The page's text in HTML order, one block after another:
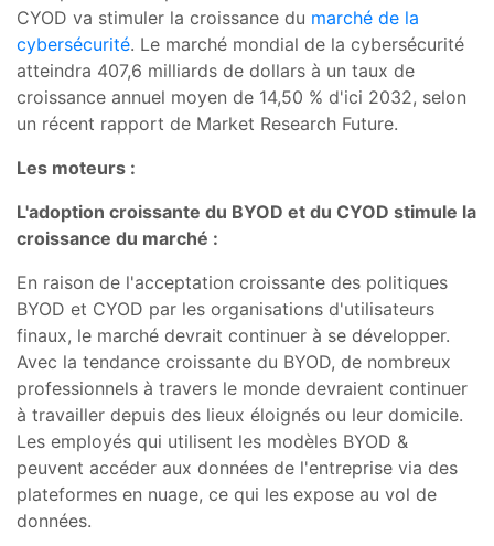
CYOD va stimuler la croissance du marché de la
cybersécurité. Le marché mondial de la cybersécurité
atteindra 407,6 milliards de dollars à un taux de
croissance annuel moyen de 14,50 % d'ici 2032, selon
un récent rapport de Market Research Future.
Les moteurs :
L'adoption croissante du BYOD et du CYOD stimule la
croissance du marché :
En raison de l'acceptation croissante des politiques
BYOD et CYOD par les organisations d'utilisateurs
finaux, le marché devrait continuer à se développer.
Avec la tendance croissante du BYOD, de nombreux
professionnels à travers le monde devraient continuer
à travailler depuis des lieux éloignés ou leur domicile.
Les employés qui utilisent les modèles BYOD &
peuvent accéder aux données de l'entreprise via des
plateformes en nuage, ce qui les expose au vol de
données.